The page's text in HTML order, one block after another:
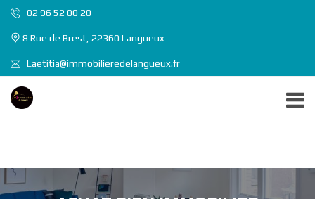
02 96 52 00 20
8 Rue de Brest, 22360 Langueux
Laetitia@immobilieredelangueux.fr